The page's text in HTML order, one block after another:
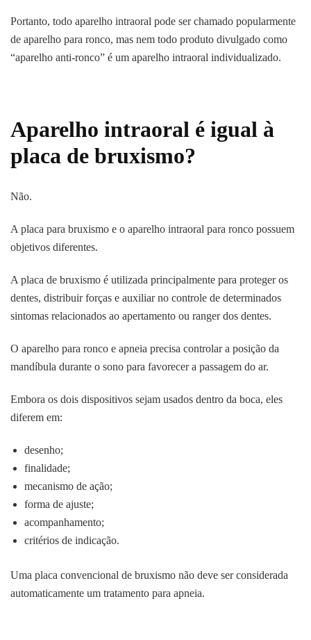
Portanto, todo aparelho intraoral pode ser chamado popularmente
de aparelho para ronco, mas nem todo produto divulgado como
“aparelho anti-ronco” é um aparelho intraoral individualizado.
Aparelho intraoral é igual à
placa de bruxismo?
Não.
A placa para bruxismo e o aparelho intraoral para ronco possuem
objetivos diferentes.
A placa de bruxismo é utilizada principalmente para proteger os
dentes, distribuir forças e auxiliar no controle de determinados
sintomas relacionados ao apertamento ou ranger dos dentes.
O aparelho para ronco e apneia precisa controlar a posição da
mandíbula durante o sono para favorecer a passagem do ar.
Embora os dois dispositivos sejam usados dentro da boca, eles
diferem em:
desenho;
finalidade;
mecanismo de ação;
forma de ajuste;
acompanhamento;
critérios de indicação.
Uma placa convencional de bruxismo não deve ser considerada
automaticamente um tratamento para apneia.